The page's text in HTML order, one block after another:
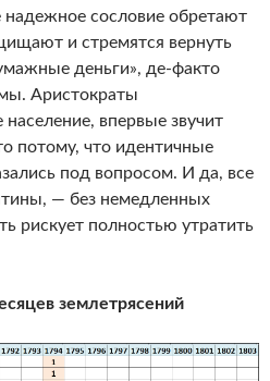
надежное сословие обретают
и стремятся вернуть
деньги», де-факто
Аристократы
впервые звучит
потому, что идентичные
под вопросом. И да, все
— без немедленных
рискует полностью утратить
землетрясений